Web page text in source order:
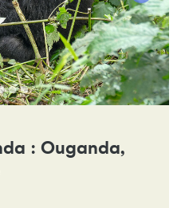
: Ouganda,